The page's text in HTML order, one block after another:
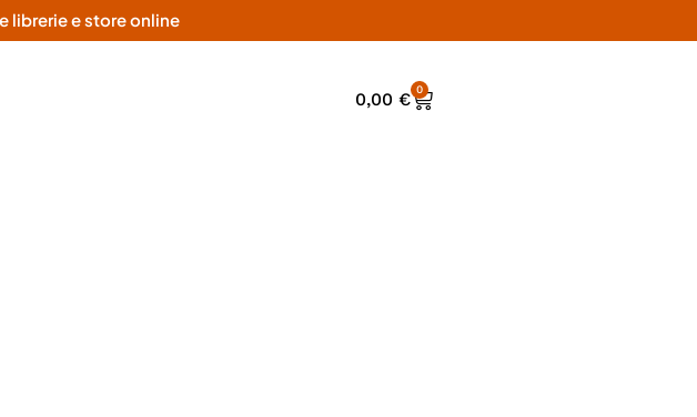
librerie e store online
0,00 € 0